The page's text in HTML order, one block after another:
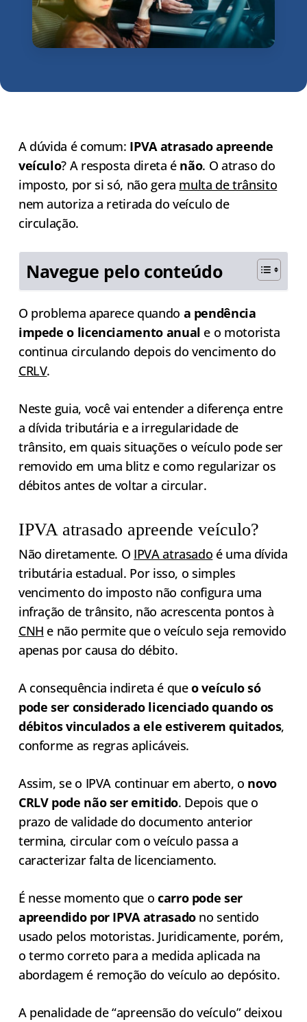
A dúvida é comum: IPVA atrasado apreende
veículo? A resposta direta é não. O atraso do
imposto, por si só, não gera multa de trânsito
nem autoriza a retirada do veículo de
circulação.
Navegue pelo conteúdo
O problema aparece quando a pendência
impede o licenciamento anual e o motorista
continua circulando depois do vencimento do
CRLV.
Neste guia, você vai entender a diferença entre
a dívida tributária e a irregularidade de
trânsito, em quais situações o veículo pode ser
removido em uma blitz e como regularizar os
débitos antes de voltar a circular.
IPVA atrasado apreende veículo?
Não diretamente. O IPVA atrasado é uma dívida
tributária estadual. Por isso, o simples
vencimento do imposto não configura uma
infração de trânsito, não acrescenta pontos à
CNH e não permite que o veículo seja removido
apenas por causa do débito.
A consequência indireta é queo veículo só
pode ser considerado licenciado quando os
débitos vinculados a ele estiverem quitados,
conforme as regras aplicáveis.
Assim, se o IPVA continuar em aberto, o novo
CRLV pode não ser emitido. Depois que o
prazo de validade do documento anterior
termina, circular com o veículo passa a
caracterizar falta de licenciamento.
É nesse momento que o carro pode ser
apreendido por IPVA atrasadono sentido
usado pelos motoristas. Juridicamente, porém,
o termo correto para a medida aplicada na
abordagem é remoção do veículo ao depósito.
A penalidade de “apreensão do veículo” deixou